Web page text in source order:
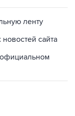
ленту
сайта